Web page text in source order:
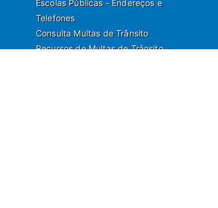
Escolas Públicas - Endereços e
Telefones
Consulta Multas de Trânsito
Recursos de Multas de Trânsito